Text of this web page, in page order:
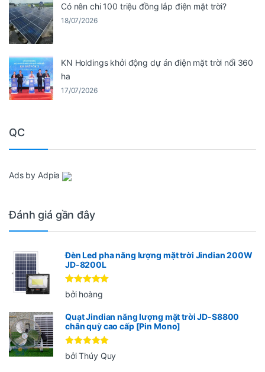
Có nên chi 100 triệu đồng lắp điện mặt trời?
18/07/2026
KN Holdings khởi động dự án điện mặt trời nổi 360
ha
17/07/2026
QC
Ads by Adpia
Đánh giá gần đây
Đèn Led pha năng lượng mặt trời Jindian 200W
JD-8200L
Được xếp
hạng55
bởi hoàng
Quạt Jindian năng lượng mặt trời JD-S8800
chân quỳ cao cấp [Pin Mono]
Được xếp
hạng 5 5
bởi Thúy Quy